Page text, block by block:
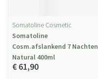
Somatoline Cosmetic
Somatoline
Cosm.afslankend 7 Nachten
Natural 400ml
€ 61,90